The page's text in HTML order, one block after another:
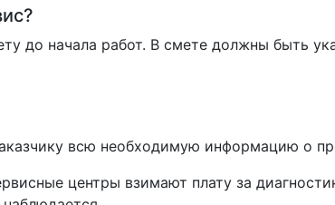
до начала работ. В смете должны быть
всю необходимую информацию о
центры взимают плату за